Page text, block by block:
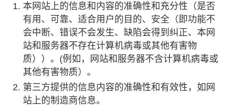
本网站上的信息和内容的准确性和充分性（是否
有用、可靠、适合用户的目的、安全（即功能不
会中断、错误不会发生、缺陷会得到纠正、本网
站和服务器不存在计算机病毒或其他有害物
质））。(例如，网站和服务器不含计算机病毒或
其他有害物质）。
第三方提供的信息内容的准确性和有效性，如网
站上的制造商信息。